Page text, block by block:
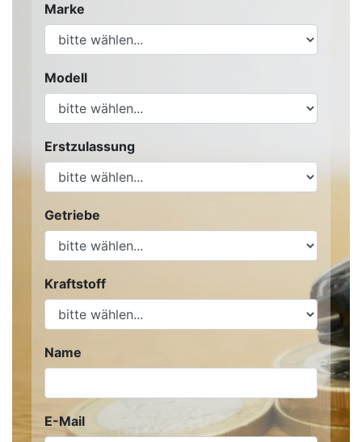
Marke
Modell
Erstzulassung
Getriebe
Kraftstoff
Name
E-Mail